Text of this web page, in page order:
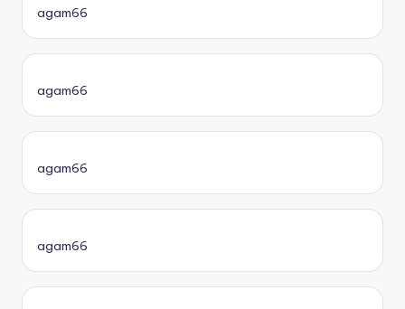
agam66
agam66
agam66
agam66